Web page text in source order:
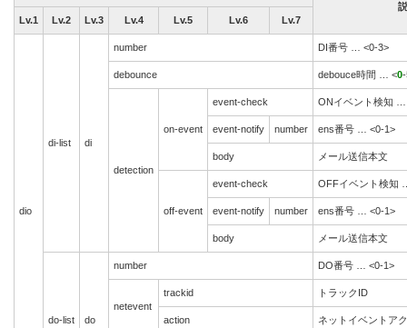
Lv.1
Lv.2 Lv.3 Lv.4 Lv.5 Lv.6 Lv.7
dio
di-list di
number DI番号 … <0-3>
debounce debouce時間 … <0
detection
on-event
event-check ONイベント検知
event-notify number ens番号 … <0-1>
body メール送信本文
off-event
event-check OFFイベント検知
event-notify number ens番号 … <0-1>
body メール送信本文
do-list do
number DO番号 … <0-1>
netevent
trackid トラックID
action ネットイベントア